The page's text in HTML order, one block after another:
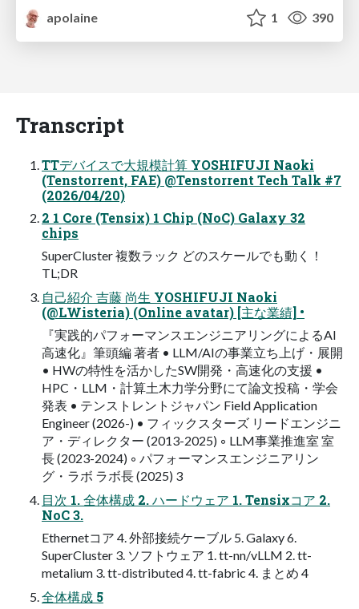
apolaine
1 390
Transcript
TTデバイスで大規模計算 YOSHIFUJI Naoki
(Tenstorrent, FAE) @Tenstorrent Tech Talk #7
(2026/04/20)
2 1 Core (Tensix) 1 Chip (NoC) Galaxy 32
chips
SuperCluster 複数ラック どのスケールでも動く！
TL;DR
自己紹介 吉藤 尚生 YOSHIFUJI Naoki
(@LWisteria) (Online avatar) [主な業績] •
『実践的パフォーマンスエンジニアリングによるAI
高速化』筆頭編 著者 • LLM/AIの事業立ち上げ・展開
• HWの特性を活かしたSW開発・高速化の支援 •
HPC・LLM・計算土木力学分野にて論文投稿・学会
発表 • テンストレントジャパン Field Application
Engineer (2026-) • フィックスターズ リードエンジニ
ア・ディレクター (2013-2025) ◦ LLM事業推進室 室
長 (2023-2024) ◦ パフォーマンスエンジニアリン
グ・ラボ ラボ長 (2025) 3
目次 1. 全体構成 2. ハードウェア 1. Tensixコア 2.
NoC 3.
Ethernetコア 4. 外部接続ケーブル 5. Galaxy 6.
SuperCluster 3. ソフトウェア 1. tt-nn/vLLM 2. tt-
metalium 3. tt-distributed 4. tt-fabric 4. まとめ 4
全体構成 5